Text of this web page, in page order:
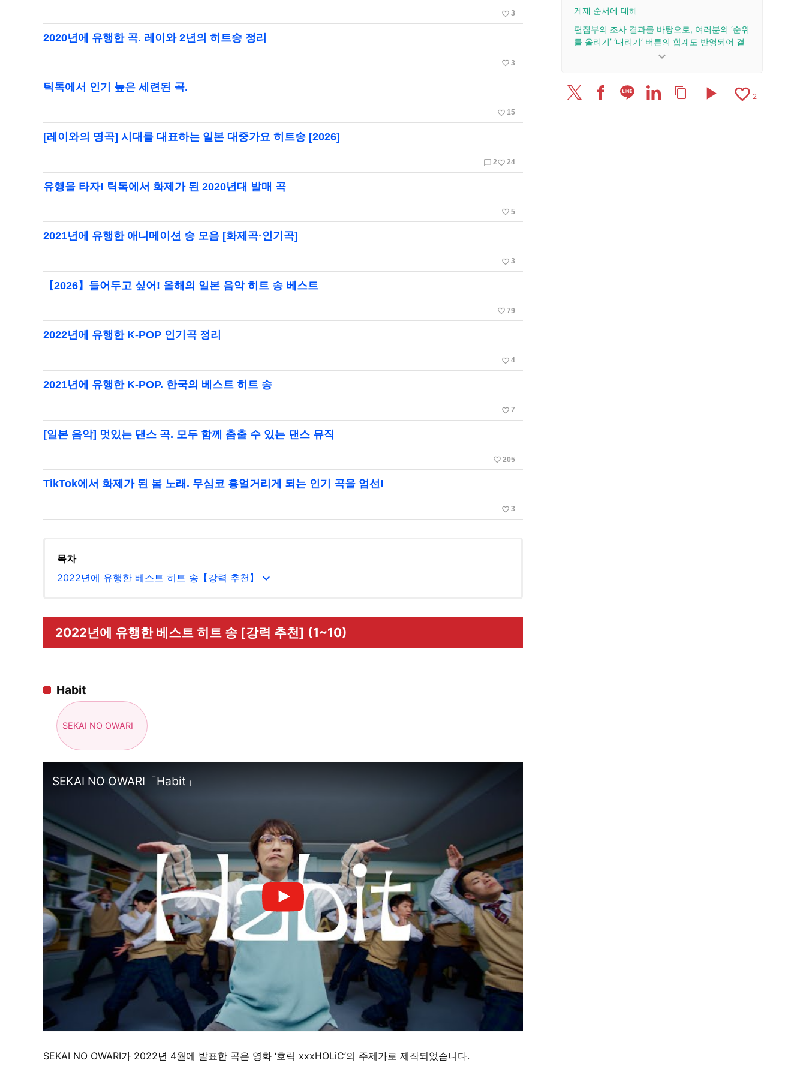
favorite_border 3
2020년에 유행한 곡. 레이와 2년의 히트송 정리
favorite_border 3
틱톡에서 인기 높은 세련된 곡.
favorite_border 15
[레이와의 명곡] 시대를 대표하는 일본 대중가요 히트송 [2026]
chat_bubble_outline 2favorite_border 24
유행을 타자! 틱톡에서 화제가 된 2020년대 발매 곡
favorite_border 5
2021년에 유행한 애니메이션 송 모음 [화제곡·인기곡]
favorite_border 3
【2026】들어두고 싶어! 올해의 일본 음악 히트 송 베스트
favorite_border 79
2022년에 유행한 K-POP 인기곡 정리
favorite_border 4
2021년에 유행한 K-POP. 한국의 베스트 히트 송
favorite_border 7
[일본 음악] 멋있는 댄스 곡. 모두 함께 춤출 수 있는 댄스 뮤직
favorite_border 205
TikTok에서 화제가 된 봄 노래. 무심코 흥얼거리게 되는 인기 곡을 엄선!
favorite_border 3
목차
2022년에 유행한 베스트 히트 송【강력 추천】
expand_more
2022년에 유행한 베스트 히트 송 [강력 추천] (1~10)
Habit
SEKAI NO OWARI
SEKAI NO OWARI「Habit」
SEKAI NO OWARI가 2022년 4월에 발표한 곡은 영화 ‘호릭 xxxHOLiC’의 주제가로 제작되었습니다.
게재 순서에 대해
편집부의 조사 결과를 바탕으로, 여러분의 ‘순위
를 올리기’ ‘내리기’ 버튼의 합계도 반영되어 결
2024/1/8: 리뷰 3건을 추가·업데이트.
keyboard_arrow_down
content_copy play_arrow favorite_border 2